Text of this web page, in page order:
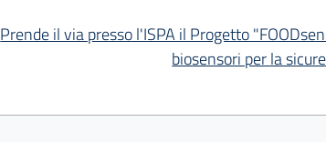
Prende il via presso l'ISPA il Progetto
biosensori per la